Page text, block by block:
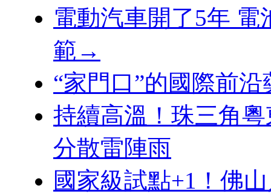
電動汽車開了5年
範→
“家門口”的國際前
持續高溫！珠三角
分散雷陣雨
國家級試點+1！佛